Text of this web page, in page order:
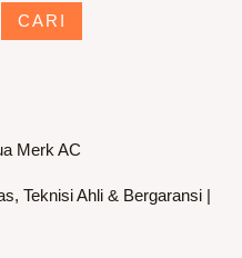
CARI
Merk AC
Teknisi Ahli & Bergaransi |